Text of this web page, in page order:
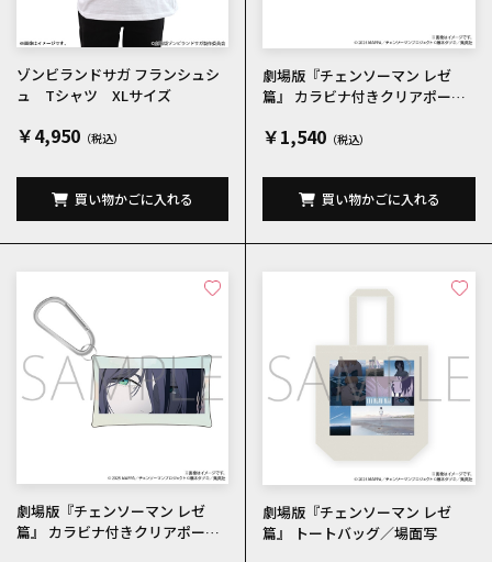
ゾンビランドサガ フランシュシ
ュ Tシャツ XLサイズ
￥4,950
買い物かごに入れる
劇場版『チェンソーマン レゼ
篇』 カラビナ付きクリアポーチ
￥1,540
買い物かごに入れる
劇場版『チェンソーマン レゼ
篇』 カラビナ付きクリアポーチ
劇場版『チェンソーマン レゼ
篇』 トートバッグ／場面写